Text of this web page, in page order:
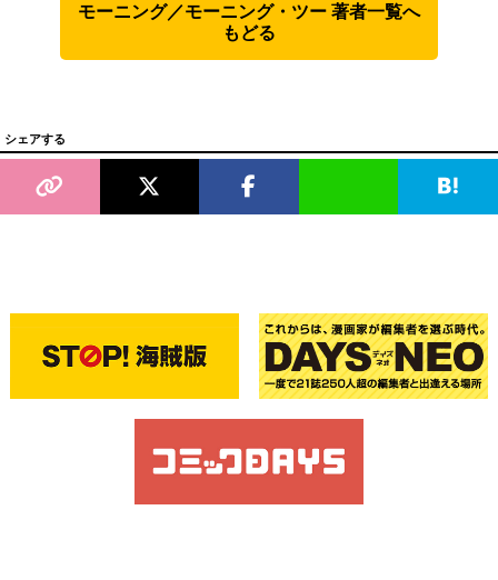
モーニング／モーニング・ツー 著者一覧へ
もどる
シェアする